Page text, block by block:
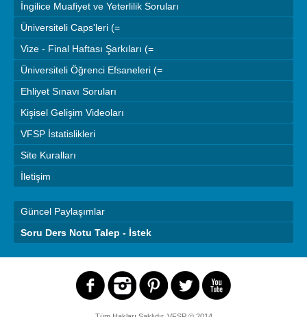
İngilice Muafiyet ve Yeterlilik Soruları
Üniversiteli Caps'leri (=
Vize - Final Haftası Şarkıları (=
Üniversiteli Öğrenci Efsaneleri (=
Ehliyet Sınavı Soruları
Kişisel Gelişim Videoları
VFSP İstatislikleri
Site Kuralları
İletişim
Güncel Paylaşımlar
Soru Ders Notu Talep - İstek